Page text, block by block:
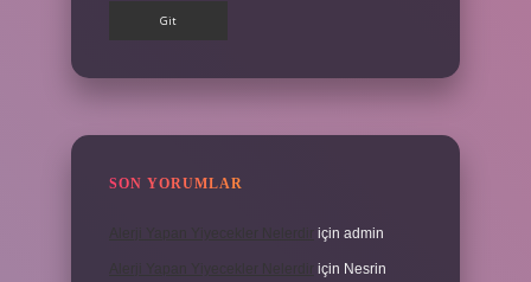
SON YORUMLAR
için admin
için Nesrin